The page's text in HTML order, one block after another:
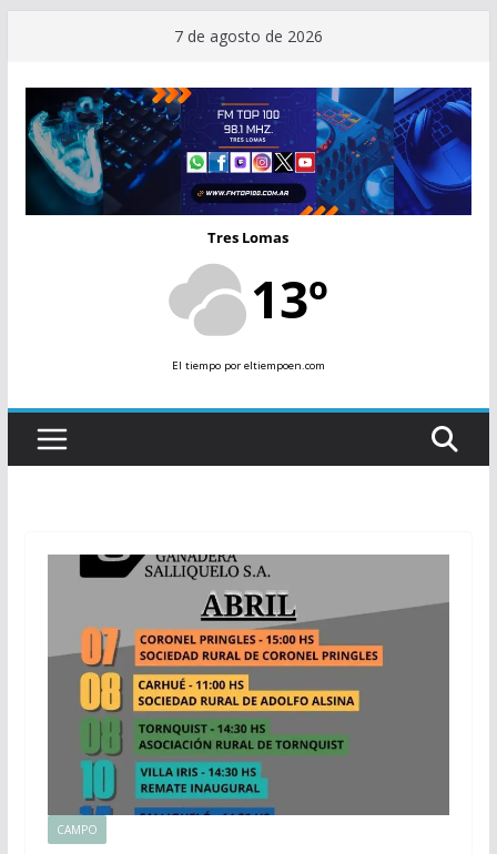
contenido
7 de agosto de 2026
Tres Lomas
13º
El tiempopor eltiempoen.com
CAMPO